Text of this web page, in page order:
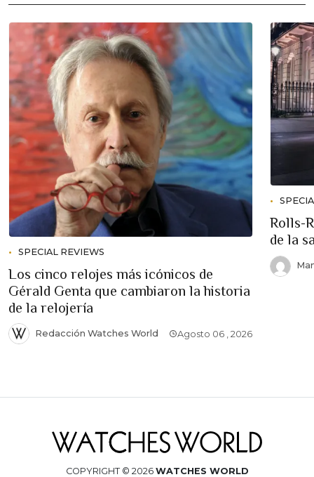
SPECIAL REVIEWS
Los cinco relojes más icónicos de
Gérald Genta que cambiaron la historia
de la relojería
Redacción Watches World Agosto 06 , 2026
Rolls-
de la
COPYRIGHT © 2026 WATCHES WORLD